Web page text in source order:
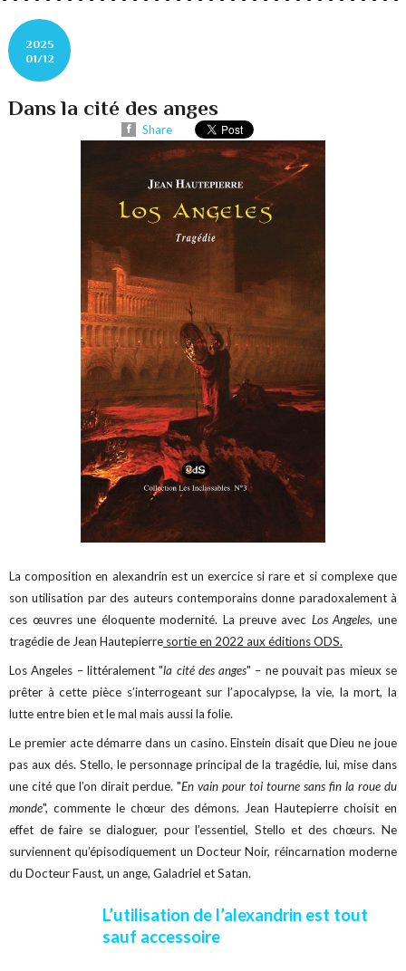
2025
01/12
Dans la cité des anges
Share
La composition en alexandrin est un exercice si rare et si complexe que
son utilisation par des auteurs contemporains donne paradoxalement à
ces œuvres une éloquente modernité. La preuve avec Los Angeles, une
tragédie de Jean Hautepierre sortie en 2022 aux éditions ODS.
Los Angeles – littéralement "la cité des anges" – ne pouvait pas mieux se
prêter à cette pièce s’interrogeant sur l’apocalypse, la vie, la mort, la
lutte entre bien et le mal mais aussi la folie.
Le premier acte démarre dans un casino. Einstein disait que Dieu ne joue
pas aux dés. Stello, le personnage principal de la tragédie, lui, mise dans
une cité que l’on dirait perdue. "En vain pour toi tourne sans fin la roue du
monde", commente le chœur des démons. Jean Hautepierre choisit en
effet de faire se dialoguer, pour l’essentiel, Stello et des chœurs. Ne
surviennent qu’épisodiquement un Docteur Noir, réincarnation moderne
du Docteur Faust, un ange, Galadriel et Satan.
L’utilisation de l’alexandrin est tout
sauf accessoire